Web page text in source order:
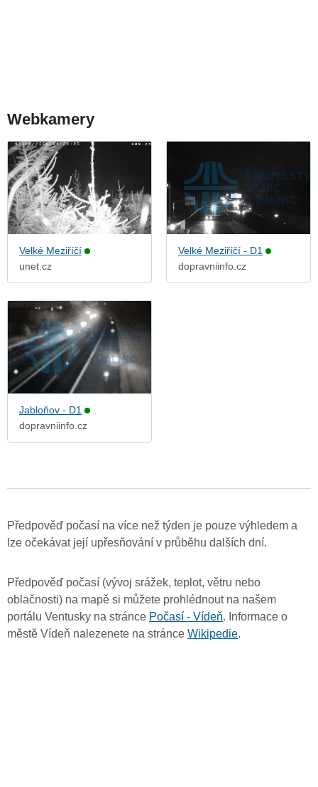
Webkamery
Velké Meziříčí
unet.cz
Velké Meziříčí - D1
dopravniinfo.cz
Jabloňov - D1
dopravniinfo.cz
Předpověď počasí na více než týden je pouze výhledem a
lze očekávat její upřesňování v průběhu dalších dní.
Předpověď počasí (vývoj srážek, teplot, větru nebo
oblačnosti) na mapě si můžete prohlédnout na našem
portálu Ventusky na stránce Počasí - Vídeň. Informace o
městě Vídeň nalezenete na stránce Wikipedie.